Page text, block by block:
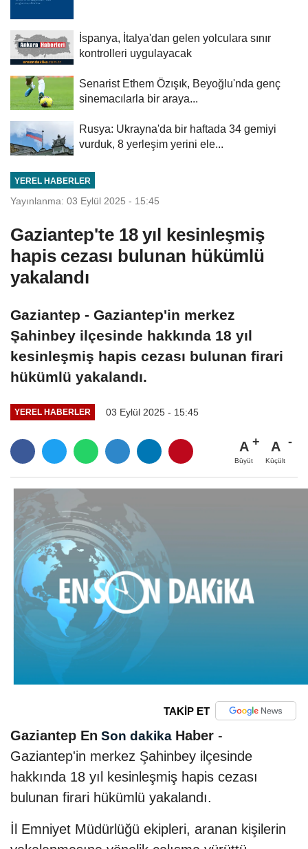
İspanya, İtalya'dan gelen yolculara sınır
kontrolleri uygulayacak
Senarist Ethem Özışık, Beyoğlu'nda genç
sinemacılarla bir araya...
Rusya: Ukrayna'da bir haftada 34 gemiyi
vurduk, 8 yerleşim yerini ele...
YEREL HABERLER
Yayınlanma: 03 Eylül 2025 - 15:45
Gaziantep'te 18 yıl kesinleşmiş
hapis cezası bulunan hükümlü
yakalandı
Gaziantep - Gaziantep'in merkez
Şahinbey ilçesinde hakkında 18 yıl
kesinleşmiş hapis cezası bulunan firari
hükümlü yakalandı.
YEREL HABERLER 03 Eylül 2025 - 15:45
A
Büyüt
A
Küçült
TAKİP ET
Gaziantep En Son dakika Haber -
Gaziantep'in merkez Şahinbey ilçesinde
hakkında 18 yıl kesinleşmiş hapis cezası
bulunan firari hükümlü yakalandı.
İl Emniyet Müdürlüğü ekipleri, aranan kişilerin